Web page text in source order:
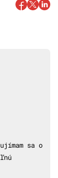
sa o